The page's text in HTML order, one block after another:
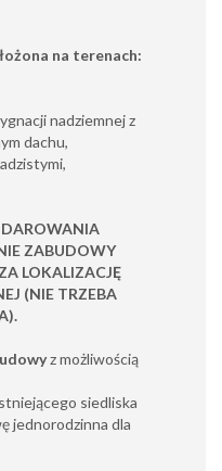
na terenach:
nadziemnej z
dachu,
ZABUDOWY
LOKALIZACJĘ
(NIE TRZEBA
z możliwością
siedliska
jednorodzinna dla